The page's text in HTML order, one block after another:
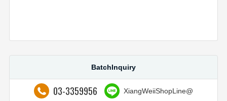
BatchInquiry
03-3359956 XiangWeiiShopLine@